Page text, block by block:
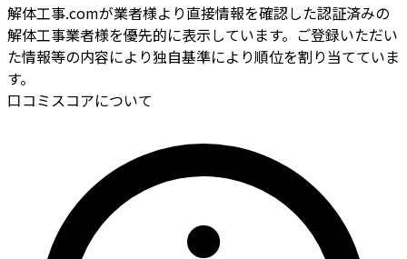
解体工事.comが業者様より直接情報を確認した認証済みの
解体工事業者様を優先的に表示しています。ご登録いただい
た情報等の内容により独自基準により順位を割り当てていま
す。
口コミスコアについて